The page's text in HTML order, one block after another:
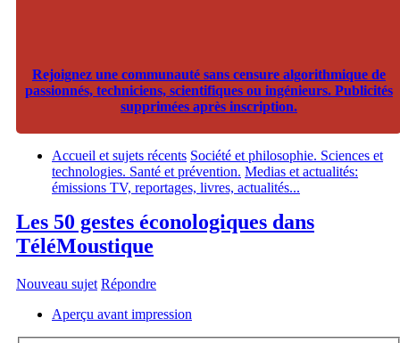
Rejoignez une communauté sans censure algorithmique de
passionnés, techniciens, scientifiques ou ingénieurs. Publicités
supprimées après inscription.
Accueil et sujets récents Société et philosophie. Sciences et
technologies. Santé et prévention. Medias et actualités:
émissions TV, reportages, livres, actualités...
Les 50 gestes éconologiques dans
TéléMoustique
Nouveau sujet Répondre
Aperçu avant impression